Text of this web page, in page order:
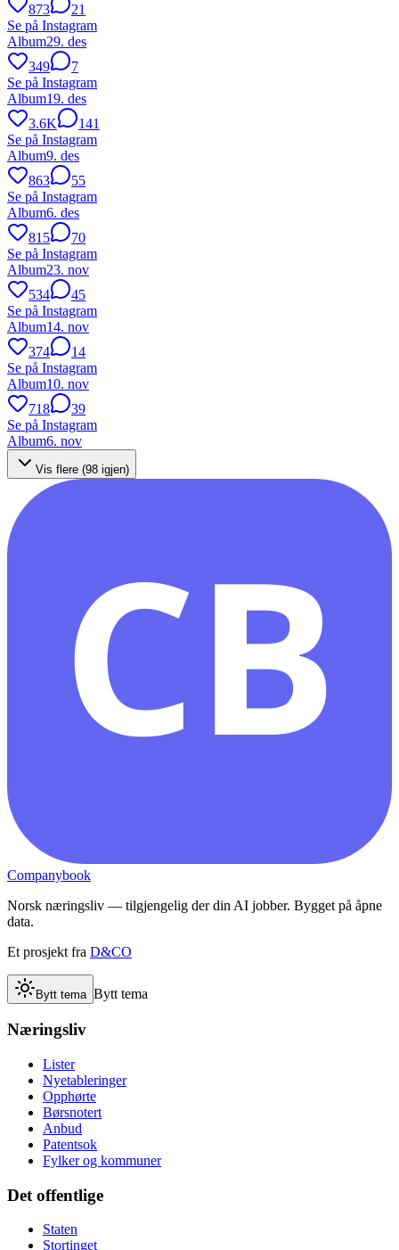
873
21
Se på Instagram
Album29. des
349
7
Se på Instagram
Album19. des
3.6K
141
Se på Instagram
Album9. des
863
55
Se på Instagram
Album6. des
815
70
Se på Instagram
Album23. nov
534
45
Se på Instagram
Album14. nov
374
14
Se på Instagram
Album10. nov
718
39
Se på Instagram
Album6. nov
Vis flere (98 igjen)
CB
Companybook
Norsk næringsliv — tilgjengelig der din AI jobber. Bygget på åpne
data.
Et prosjekt fra D&CO
Bytt tema Bytt tema
Næringsliv
Lister
Nyetableringer
Opphørte
Børsnotert
Anbud
Patentsok
Fylker og kommuner
Det offentlige
Staten
Stortinget